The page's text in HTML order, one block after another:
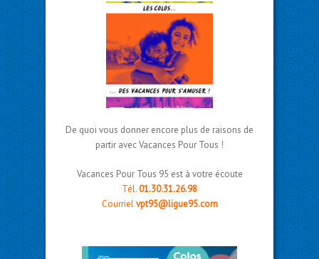
De quoi vous donner encore plus de raisons de
partir avec Vacances Pour Tous !
Vacances Pour Tous 95 est à votre écoute
Tél.01.30.31.26.98
Courrielvpt95@ligue95.com